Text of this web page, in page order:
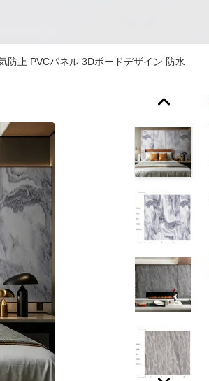
防止 PVCパネル 3Dボードデザイン 防水